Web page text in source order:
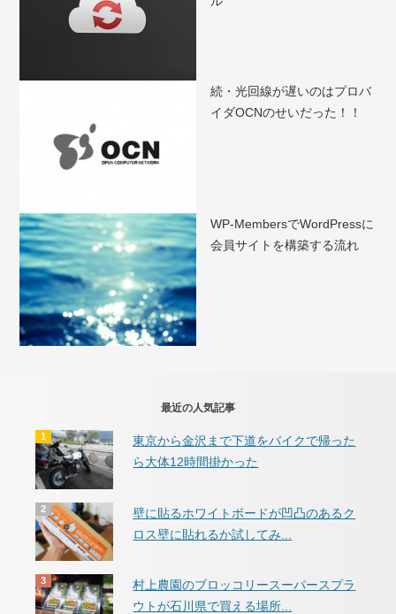
続・光回線が遅いのはプロバ
イダOCNのせいだった！！
WP-MembersでWordPressに
会員サイトを構築する流れ
最近の人気記事
東京から金沢まで下道をバイクで帰った
ら大体12時間掛かった
壁に貼るホワイトボードが凹凸のあるク
ロス壁に貼れるか試してみ...
村上農園のブロッコリースーパースプラ
ウトが石川県で買える場所...